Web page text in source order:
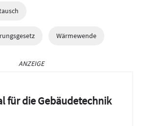
Wärmewende
ANZEIGE
für die Gebäudetechnik